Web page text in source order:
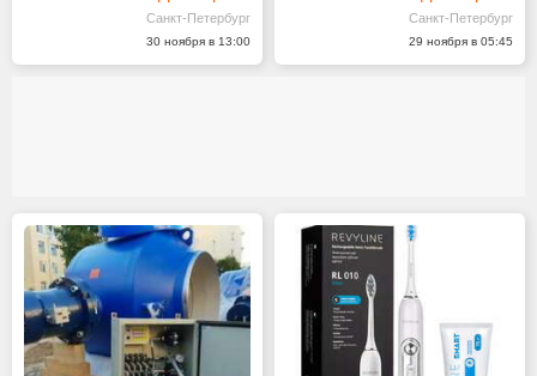
Санкт-Петербург
30 ноября в 13:00
Санкт-Петербург
29 ноября в 05:45